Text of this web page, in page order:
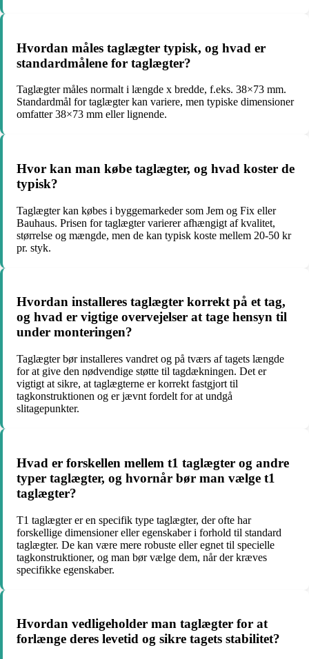
Hvordan måles taglægter typisk, og hvad er
standardmålene for taglægter?
Taglægter måles normalt i længde x bredde, f.eks. 38×73 mm.
Standardmål for taglægter kan variere, men typiske dimensioner
omfatter 38×73 mm eller lignende.
Hvor kan man købe taglægter, og hvad koster de
typisk?
Taglægter kan købes i byggemarkeder som Jem og Fix eller
Bauhaus. Prisen for taglægter varierer afhængigt af kvalitet,
størrelse og mængde, men de kan typisk koste mellem 20-50 kr
pr. styk.
Hvordan installeres taglægter korrekt på et tag,
og hvad er vigtige overvejelser at tage hensyn til
under monteringen?
Taglægter bør installeres vandret og på tværs af tagets længde
for at give den nødvendige støtte til tagdækningen. Det er
vigtigt at sikre, at taglægterne er korrekt fastgjort til
tagkonstruktionen og er jævnt fordelt for at undgå
slitagepunkter.
Hvad er forskellen mellem t1 taglægter og andre
typer taglægter, og hvornår bør man vælge t1
taglægter?
T1 taglægter er en specifik type taglægter, der ofte har
forskellige dimensioner eller egenskaber i forhold til standard
taglægter. De kan være mere robuste eller egnet til specielle
tagkonstruktioner, og man bør vælge dem, når der kræves
specifikke egenskaber.
Hvordan vedligeholder man taglægter for at
forlænge deres levetid og sikre tagets stabilitet?